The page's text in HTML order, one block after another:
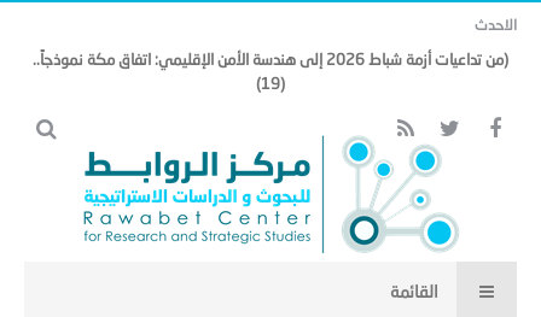
الاحدث
(من تداعيات أزمة شباط 2026 إلى هندسة الأمن الإقليمي: اتفاق مكة نموذجاً..
(19)